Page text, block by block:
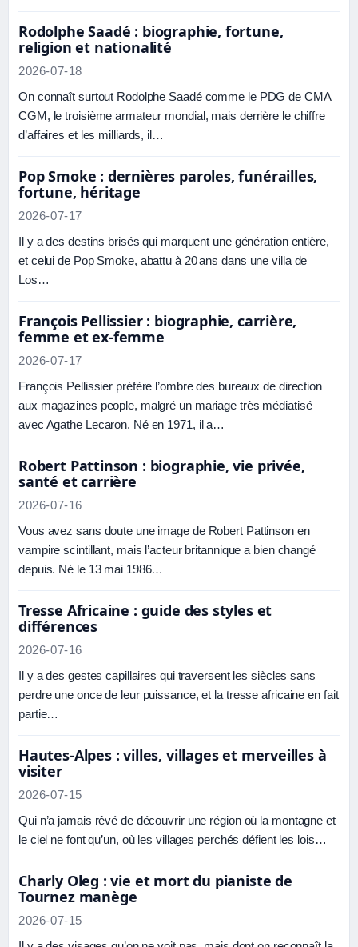
Rodolphe Saadé : biographie, fortune,
religion et nationalité
2026-07-18
On connaît surtout Rodolphe Saadé comme le PDG de CMA
CGM, le troisième armateur mondial, mais derrière le chiffre
d’affaires et les milliards, il…
Pop Smoke : dernières paroles, funérailles,
fortune, héritage
2026-07-17
Il y a des destins brisés qui marquent une génération entière,
et celui de Pop Smoke, abattu à 20 ans dans une villa de
Los…
François Pellissier : biographie, carrière,
femme et ex-femme
2026-07-17
François Pellissier préfère l’ombre des bureaux de direction
aux magazines people, malgré un mariage très médiatisé
avec Agathe Lecaron. Né en 1971, il a…
Robert Pattinson : biographie, vie privée,
santé et carrière
2026-07-16
Vous avez sans doute une image de Robert Pattinson en
vampire scintillant, mais l’acteur britannique a bien changé
depuis. Né le 13 mai 1986…
Tresse Africaine : guide des styles et
différences
2026-07-16
Il y a des gestes capillaires qui traversent les siècles sans
perdre une once de leur puissance, et la tresse africaine en fait
partie…
Hautes-Alpes : villes, villages et merveilles à
visiter
2026-07-15
Qui n’a jamais rêvé de découvrir une région où la montagne et
le ciel ne font qu’un, où les villages perchés défient les lois…
Charly Oleg : vie et mort du pianiste de
Tournez manège
2026-07-15